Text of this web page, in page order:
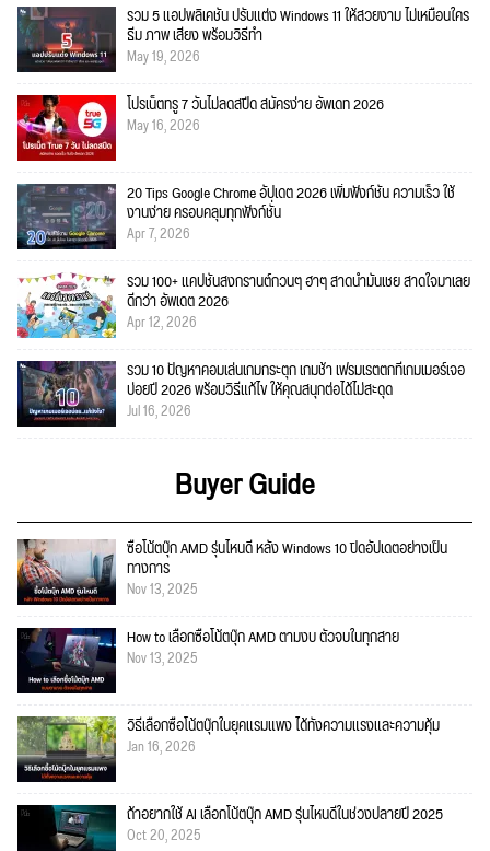
รวม 5 แอปพลิเคชัน ปรับแต่ง Windows 11 ให้สวยงาม ไม่เหมือนใคร
ธีม ภาพ เสียง พร้อมวิธีทำ
May 19, 2026
โปรเน็ตทรู 7 วันไม่ลดสปีด สมัครง่าย อัพเดท 2026
May 16, 2026
20 Tips Google Chrome อัปเดต 2026 เพิ่มฟังก์ชั่น ความเร็ว ใช้
งานง่าย ครอบคลุมทุกฟังก์ชั่น
Apr 7, 2026
รวม 100+ แคปชั่นสงกรานต์กวนๆ ฮาๆ สาดน้ำมันเชย สาดใจมาเลย
ดีกว่า อัพเดต 2026
Apr 12, 2026
รวม 10 ปัญหาคอมเล่นเกมกระตุก เกมช้า เฟรมเรตตกที่เกมเมอร์เจอ
บ่อยปี 2026 พร้อมวิธีแก้ไข ให้คุณสนุกต่อได้ไม่สะดุด
Jul 16, 2026
Buyer Guide
ซื้อโน้ตบุ๊ก AMD รุ่นไหนดี หลัง Windows 10 ปิดอัปเดตอย่างเป็น
ทางการ
Nov 13, 2025
How to เลือกซื้อโน้ตบุ๊ก AMD ตามงบ ตัวจบในทุกสาย
Nov 13, 2025
วิธีเลือกซื้อโน้ตบุ๊กในยุคแรมแพง ได้ทั้งความแรงและความคุ้ม
Jan 16, 2026
ถ้าอยากใช้ AI เลือกโน้ตบุ๊ก AMD รุ่นไหนดีในช่วงปลายปี 2025
Oct 20, 2025